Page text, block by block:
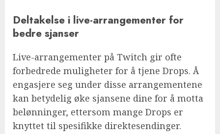
Deltakelse i live-arrangementer for
bedre sjanser
Live-arrangementer på Twitch gir ofte
forbedrede muligheter for å tjene Drops. Å
engasjere seg under disse arrangementene
kan betydelig øke sjansene dine for å motta
belønninger, ettersom mange Drops er
knyttet til spesifikke direktesendinger.